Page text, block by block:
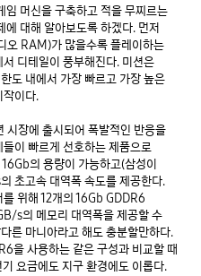
머신을 구축하고 적을 무찌르는
대해 알아보도록 하겠다. 먼저
오 RAM)가 많을수록 플레이하는
디테일이 풍부해진다. 미션은
도 내에서 가장 빠르고 가장 높은
이다.
장에 출시되어 폭발적인 반응을
이 빠르게 선호하는 제품으로
의 용량이 가능하고(삼성이
초고속 대역폭 속도를 제공한다.
위해 12개의 16Gb GDDR6
s의 메모리 대역폭을 제공할 수
른 마니아라고 해도 충분할만하다.
을 사용하는 같은 구성과 비교할 때
요금에도 지구 환경에도 이롭다.